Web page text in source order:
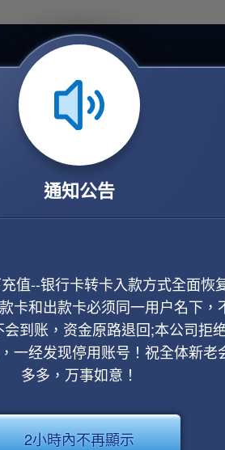
通知公告
值--银行卡转卡入款方式全面恢
卡和出款卡必须同一用户名下，
到账，资金原路退回;本公司拒
一经发现停用账号！祝全体新老
多多，万事如意！
2小時內不再顯示